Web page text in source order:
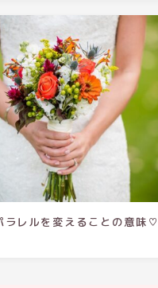
ラレルを変えることの意味♡